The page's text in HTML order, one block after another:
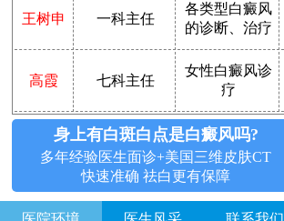
王树申 一科主任
各类型白癜风
的诊断、治疗
高霞 七科主任
女性白癜风诊
疗
身上有白斑白点是白癜风吗?
多年经验医生面诊+美国三维皮肤CT
快速准确 祛白更有保障